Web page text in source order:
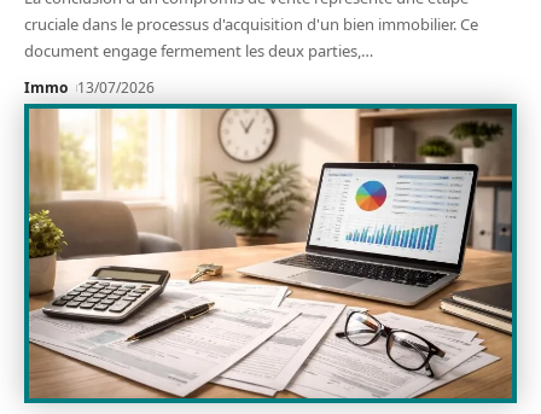
cruciale dans le processus d'acquisition d'un bien immobilier. Ce
document engage fermement les deux parties, …
Immo 13/07/2026